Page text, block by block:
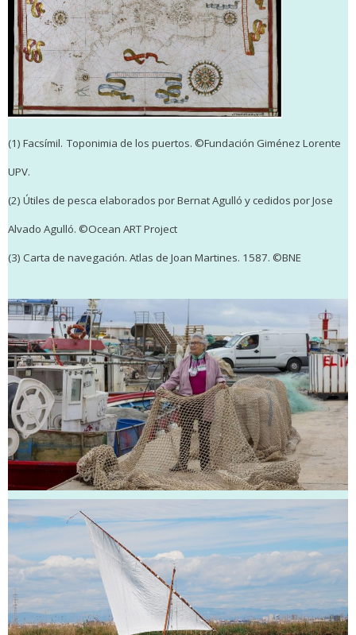
(1) Facsímil. Toponimia de los puertos. ©Fundación Giménez Lorente
UPV.
(2) Útiles de pesca elaborados por Bernat Agulló y cedidos por Jose
Alvado Agulló. ©Ocean ART Project
(3) Carta de navegación. Atlas de Joan Martines. 1587. ©BNE